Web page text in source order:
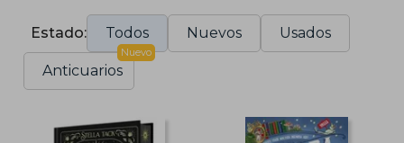
Estado: Todos Nuevos Usados
Anticuarios
Nuevo